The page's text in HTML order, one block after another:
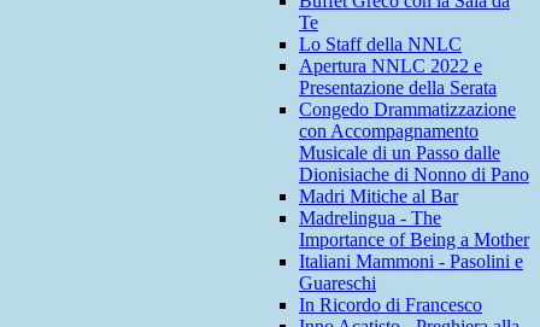
Te
Lo Staff della NNLC
Apertura NNLC 2022 e
Presentazione della Serata
Congedo Drammatizzazione
con Accompagnamento
Musicale di un Passo dalle
Dionisiache di Nonno di Pano
Madri Mitiche al Bar
Madrelingua - The
Importance of Being a Mother
Italiani Mammoni - Pasolini e
Guareschi
In Ricordo di Francesco